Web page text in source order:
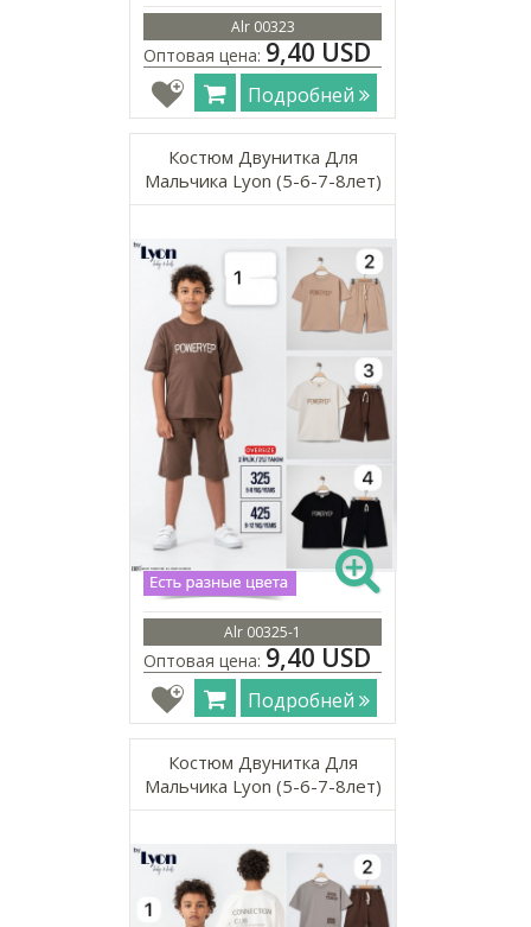
Alr 00323
Оптовая цена: 9,40 USD
Подробней
Костюм Двунитка Для
Мальчика Lyon (5-6-7-8лет)
Alr 00325-1
Оптовая цена: 9,40 USD
Подробней
Костюм Двунитка Для
Мальчика Lyon (5-6-7-8лет)